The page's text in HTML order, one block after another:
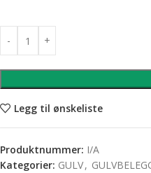
Legg til ønskeliste
Produktnummer: I/A
Kategorier: GULV,